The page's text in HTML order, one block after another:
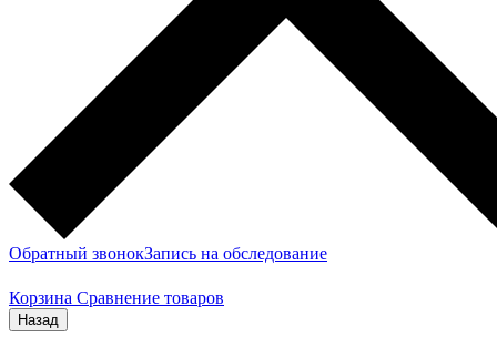
Обратный звонокЗапись на обследование
Корзина Сравнение товаров
Назад